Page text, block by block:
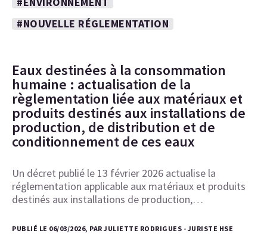
#NOUVELLE RÉGLEMENTATION
Eaux destinées à la consommation
humaine : actualisation de la
règlementation liée aux matériaux et
produits destinés aux installations de
production, de distribution et de
conditionnement de ces eaux
Un décret publié le 13 février 2026 actualise la
réglementation applicable aux matériaux et produits
destinés aux installations de production,…
PUBLIÉ LE 06/03/2026, PAR JULIETTE RODRIGUES - JURISTE HSE